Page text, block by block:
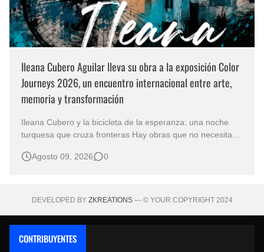
Ileana Cubero Aguilar lleva su obra a la exposición Color
Journeys 2026, un encuentro internacional entre arte,
memoria y transformación
Ileana Cubero y la bicicleta de la esperanza: una noche
turquesa que cruza fronteras Hay obras que no necesitan
mundo reconocible. En Noche turqueza, de la artista
Agosto 09, 2026 0
DEVELOPED BY ZKREATIONS— © YOUR COPYRIGHT 2024
CONTRIBUYENTES